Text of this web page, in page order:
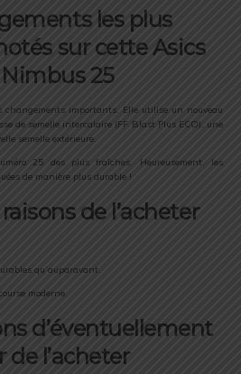
les plus
sur cette Asics
Nimbus 25
changements importants. Elle utilise un nouveau
de semelle intercalaire (FF Blast Plus ECO), une
semelle extérieure.
25 des plus fraîches. Heureusement, les
de manière plus durable !
de l’acheter
qu’auparavant.
moderne.
d’éventuellement
de l’acheter